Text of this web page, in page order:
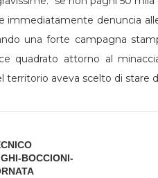
immediatamente denuncia
una forte campagna
quadrato attorno al
aveva scelto di stare
BOCCIONI-